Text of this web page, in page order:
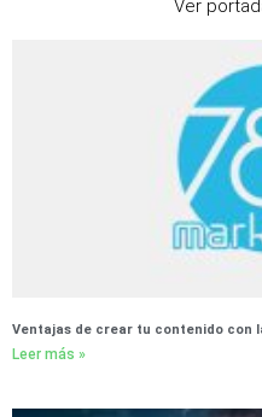
Ver
Ventajas de crear tu contenido con
Leer más »